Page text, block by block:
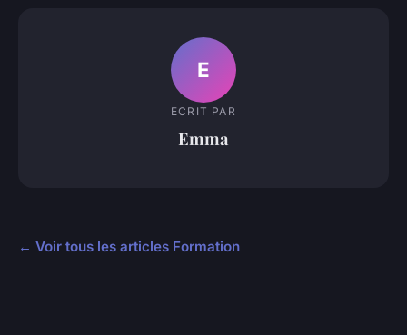
E
ECRIT PAR
Emma
← Voir tous les articles Formation